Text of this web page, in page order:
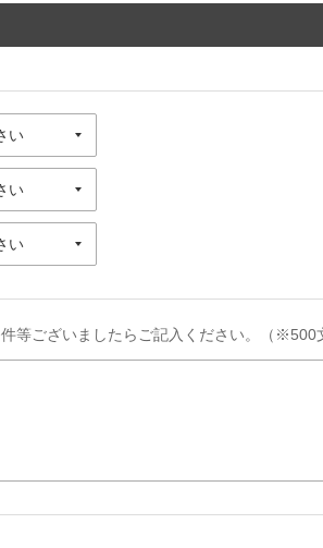
等ございましたらご記入ください。（※500